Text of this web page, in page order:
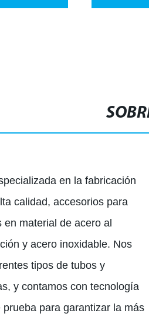
en la fabricación
calidad, accesorios para
material de acero al
y acero inoxidable. Nos
tipos de tubos y
y contamos con tecnología
para garantizar la más